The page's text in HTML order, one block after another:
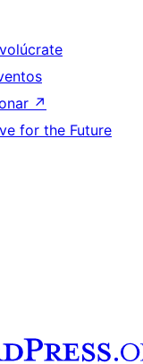
↗
for the Future